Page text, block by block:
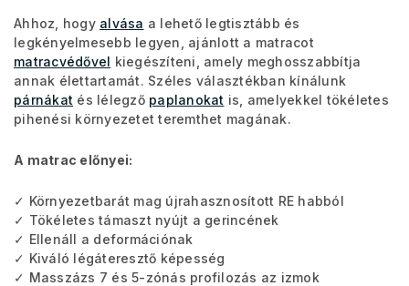
Ahhoz, hogy alvása a lehető legtisztább és
legkényelmesebb legyen, ajánlott a matracot
matracvédővel kiegészíteni, amely meghosszabbítja
annak élettartamát. Széles választékban kínálunk
párnákat és lélegző paplanokat is, amelyekkel tökéletes
pihenési környezetet teremthet magának.
A matrac előnyei:
✓ Környezetbarát mag újrahasznosított RE habból
✓ Tökéletes támaszt nyújt a gerincének
✓ Ellenáll a deformációnak
✓ Kiváló légáteresztő képesség
✓ Masszázs 7 és 5-zónás profilozás az izmok